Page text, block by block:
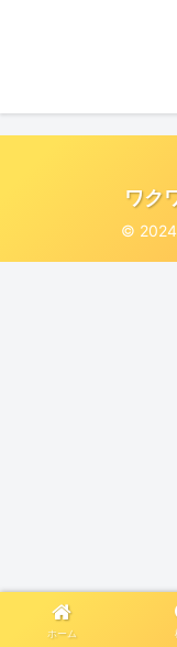
ワク
© 2024
ホーム